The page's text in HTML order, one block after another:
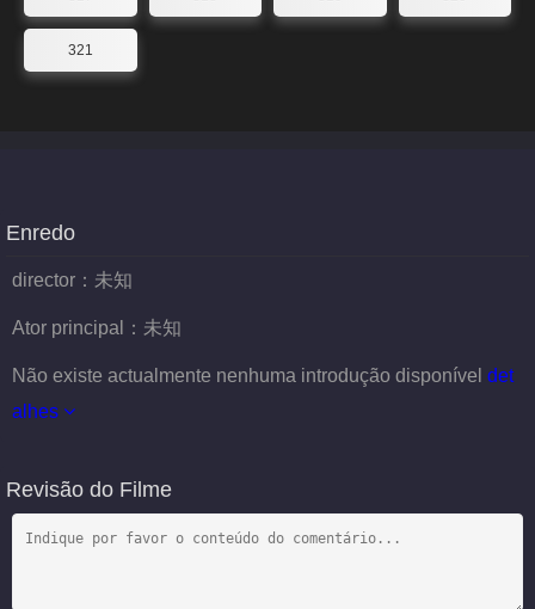
321
Enredo
director： 未知
Ator principal： 未知
Não existe actualmente nenhuma introdução disponível det
alhes
Revisão do Filme